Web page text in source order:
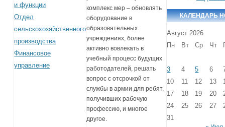
и функции
Отдел
сельскохозяйственного
производства
Финансовое
управление
комплекс мер – обновлять
оборудование в
образовательных
учреждениях, более
активно вовлекать в
учебный процесс будущих
работодателей, решать
вопрос с отсрочкой от
службы в армии для ребят,
получивших рабочую
профессию, и многое
другое.
КАЛЕНДАРЬ
Август 2026
Пн
Вт Ср Чт
3 4 5 6
10
11 12 13
17
18 19 20
24
25 26 27
31